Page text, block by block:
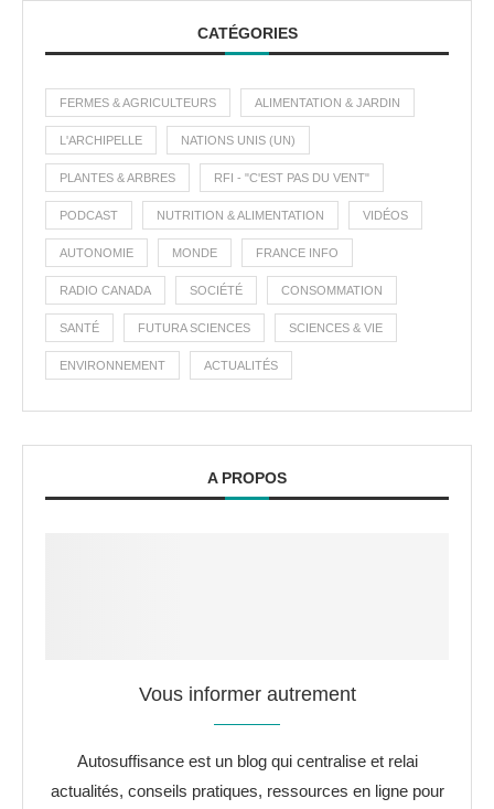
CATÉGORIES
FERMES & AGRICULTEURS ALIMENTATION & JARDIN
L'ARCHIPELLE NATIONS UNIS (UN)
PLANTES & ARBRES RFI - "C'EST PAS DU VENT"
PODCAST NUTRITION & ALIMENTATION VIDÉOS
AUTONOMIE MONDE FRANCE INFO
RADIO CANADA SOCIÉTÉ CONSOMMATION
SANTÉ FUTURA SCIENCES SCIENCES & VIE
ENVIRONNEMENT ACTUALITÉS
A PROPOS
Vous informer autrement
Autosuffisance est un blog qui centralise et relai
actualités, conseils pratiques, ressources en ligne pour